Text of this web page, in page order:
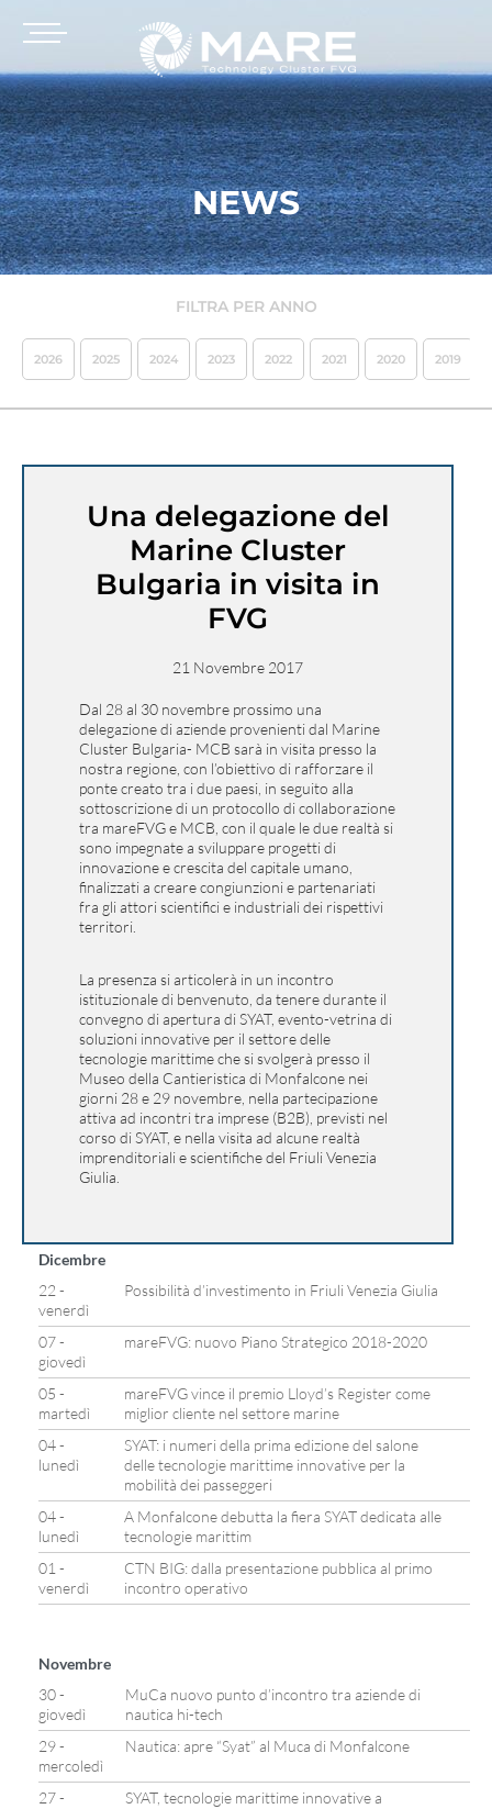
NEWS
FILTRA PER ANNO
2026 2025 2024 2023 2022 2021 2020 2019
Una delegazione del
Marine Cluster
Bulgaria in visita in
FVG
21 Novembre 2017
Dal 28 al 30 novembre prossimo una
delegazione di aziende provenienti dal Marine
Cluster Bulgaria- MCB sarà in visita presso la
nostra regione, con l’obiettivo di rafforzare il
ponte creato tra i due paesi, in seguito alla
sottoscrizione di un protocollo di collaborazione
tra mareFVG e MCB, con il quale le due realtà si
sono impegnate a sviluppare progetti di
innovazione e crescita del capitale umano,
finalizzati a creare congiunzioni e partenariati
fra gli attori scientifici e industriali dei rispettivi
territori.
La presenza si articolerà in un incontro
istituzionale di benvenuto, da tenere durante il
convegno di apertura di SYAT, evento-vetrina di
soluzioni innovative per il settore delle
tecnologie marittime che si svolgerà presso il
Museo della Cantieristica di Monfalcone nei
giorni 28 e 29 novembre, nella partecipazione
attiva ad incontri tra imprese (B2B), previsti nel
corso di SYAT, e nella visita ad alcune realtà
imprenditoriali e scientifiche del Friuli Venezia
Giulia.
Dicembre
22 -
venerdì
Possibilità d’investimento in Friuli Venezia Giulia
07 -
giovedì
mareFVG: nuovo Piano Strategico 2018-2020
05 -
martedì
mareFVG vince il premio Lloyd’s Register come
miglior cliente nel settore marine
04 -
lunedì
SYAT: i numeri della prima edizione del salone
delle tecnologie marittime innovative per la
mobilità dei passeggeri
04 -
lunedì
A Monfalcone debutta la fiera SYAT dedicata alle
tecnologie marittim
01 -
venerdì
CTN BIG: dalla presentazione pubblica al primo
incontro operativo
Novembre
30 -
giovedì
MuCa nuovo punto d’incontro tra aziende di
nautica hi-tech
29 -
mercoledì
Nautica: apre “Syat” al Muca di Monfalcone
27 -
SYAT, tecnologie marittime innovative a